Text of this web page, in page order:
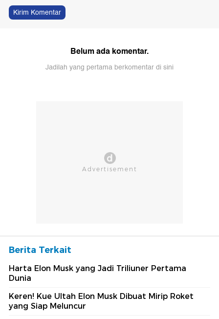
Kirim Komentar
Belum ada komentar.
Jadilah yang pertama berkomentar di sini
Berita Terkait
Harta Elon Musk yang Jadi Triliuner Pertama
Dunia
Keren! Kue Ultah Elon Musk Dibuat Mirip Roket
yang Siap Meluncur